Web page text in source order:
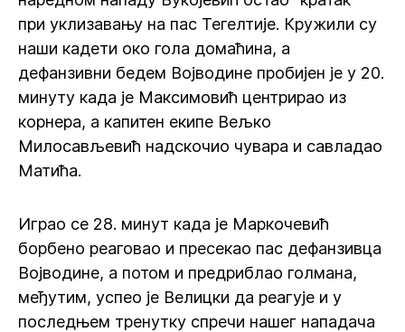
при уклизавању на пас Тегелтије. Кружили су
наши кадети око гола домаћина, а
дефанзивни бедем Војводине пробијен је у 20.
минуту када је Максимовић центрирао из
корнера, а капитен екипе Вељко
Милосављевић надскочио чувара и савладао
Матића.
Играо се 28. минут када је Маркочевић
борбено реаговао и пресекао пас дефанзивца
Војводине, а потом и предриблао голмана,
међутим, успео је Велицки да реагује и у
последњем тренутку спречи нашег нападача